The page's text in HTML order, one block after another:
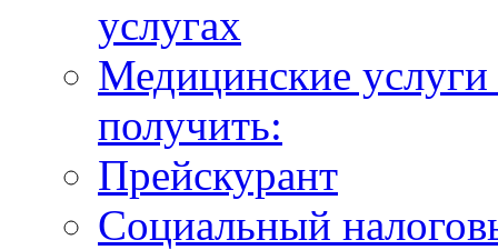
услугах
Медицинские
получить:
Прейскурант
Социальный